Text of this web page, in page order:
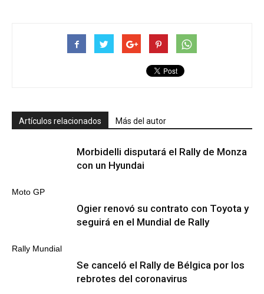
Artículos relacionados Más del autor
Moto GP
Morbidelli disputará el Rally de Monza
con un Hyundai
Rally Mundial
Ogier renovó su contrato con Toyota y
seguirá en el Mundial de Rally
Se canceló el Rally de Bélgica por los
rebrotes del coronavirus